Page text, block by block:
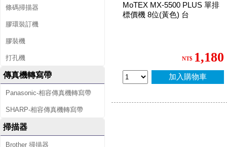
條碼掃描器
膠環裝訂機
膠裝機
打孔機
傳真機轉寫帶
Panasonic-相容傳真機轉寫帶
SHARP-相容傳真機轉寫帶
掃描器
Brother 掃描器
MoTEX MX-5500 PLUS 單排
標價機 8位(黃色) 台
NT$ 1,180
加入購物車